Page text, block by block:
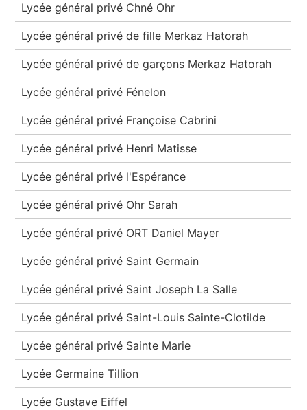
Lycée général privé Chné Ohr
Lycée général privé de fille Merkaz Hatorah
Lycée général privé de garçons Merkaz Hatorah
Lycée général privé Fénelon
Lycée général privé Françoise Cabrini
Lycée général privé Henri Matisse
Lycée général privé l'Espérance
Lycée général privé Ohr Sarah
Lycée général privé ORT Daniel Mayer
Lycée général privé Saint Germain
Lycée général privé Saint Joseph La Salle
Lycée général privé Saint-Louis Sainte-Clotilde
Lycée général privé Sainte Marie
Lycée Germaine Tillion
Lycée Gustave Eiffel